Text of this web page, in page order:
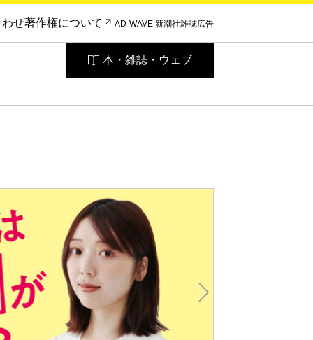
わせ著作権について AD-WAVE 新潮社雑誌広告
本・雑誌・ウェブ